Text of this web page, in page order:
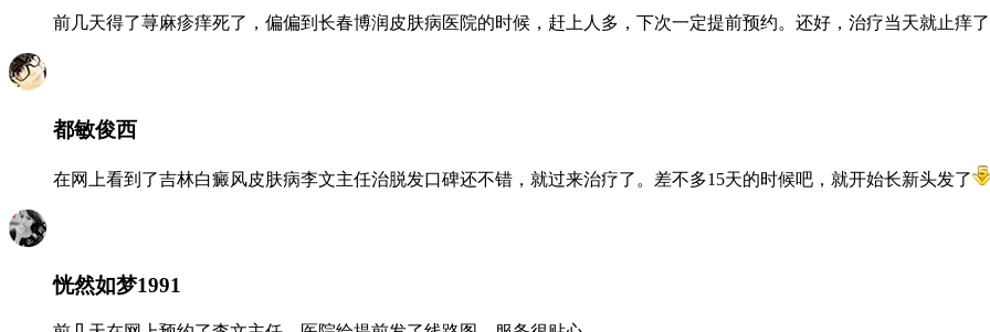
前几天得了荨麻疹痒死了，偏偏到长春博润皮肤病医院的时候，赶上人多，下次一定提前预约。还好，治疗当天就止痒了
都敏俊西
在网上看到了吉林白癜风皮肤病李文主任治脱发口碑还不错，就过来治疗了。差不多15天的时候吧，就开始长新头发了
恍然如梦1991